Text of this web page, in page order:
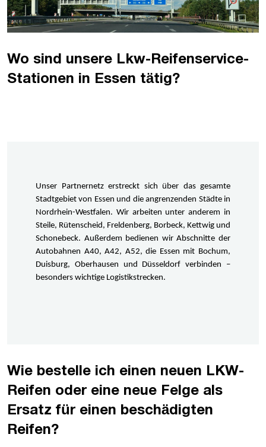
Wo sind unsere Lkw-Reifenservice-
Stationen in Essen tätig?
Unser Partnernetz erstreckt sich über das gesamte
Stadtgebiet von Essen und die angrenzenden Städte in
Nordrhein-Westfalen. Wir arbeiten unter anderem in
Steile, Rütenscheid, Freldenberg, Borbeck, Kettwig und
Schonebeck. Außerdem bedienen wir Abschnitte der
Autobahnen A40, A42, A52, die Essen mit Bochum,
Duisburg, Oberhausen und Düsseldorf verbinden –
besonders wichtige Logistikstrecken.
Wie bestelle ich einen neuen LKW-
Reifen oder eine neue Felge als
Ersatz für einen beschädigten
Reifen?